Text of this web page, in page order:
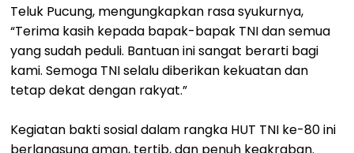
Teluk Pucung, mengungkapkan rasa syukurnya,
“Terima kasih kepada bapak-bapak TNI dan semua
yang sudah peduli. Bantuan ini sangat berarti bagi
kami. Semoga TNI selalu diberikan kekuatan dan
tetap dekat dengan rakyat.”
Kegiatan bakti sosial dalam rangka HUT TNI ke-80 ini
berlangsung aman, tertib, dan penuh keakraban.